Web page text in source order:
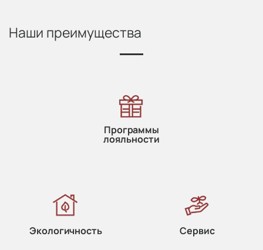
Наши преимущества
Программы
лояльности
Экологичность Сервис